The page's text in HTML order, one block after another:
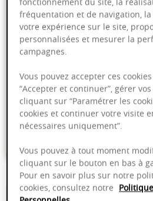
Livraison offerte dans nos points de vente
Emballage anti-casse
14,50%
fréquentation et de navigation,
votre expérience sur le site,
personnalisées et mesurer la
campagnes.
Vous pouvez accepter ces
“Accepter et continuer”, gérer
cliquant sur “Paramétrer les
cookies et continuer votre visite
nécessaires uniquement”.
Vous pouvez à tout moment
cliquant sur le bouton en bas à
Pour en savoir plus sur notre
cookies, consultez notre